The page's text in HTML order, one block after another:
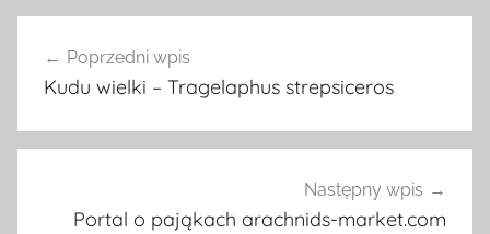
wpisu
Poprzedni wpis
Kudu wielki – Tragelaphus strepsiceros
Następny wpis
Portal o pająkach arachnids-market.com